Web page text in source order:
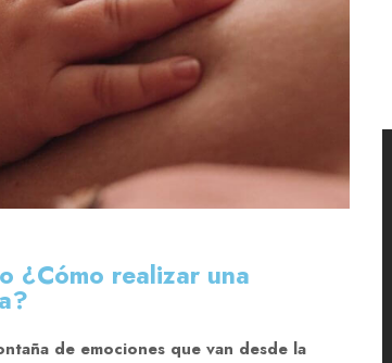
¿Cómo realizar una
de emociones que van desde la